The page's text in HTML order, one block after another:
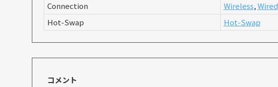
Connection
Wireless,Wired
Hot-Swap
Hot-Swap
コメント